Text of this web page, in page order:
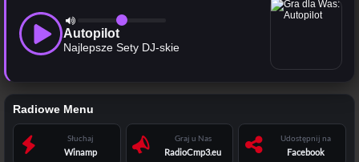
Autopilot
Najlepsze Sety DJ-skie
Radiowe Menu
Słuchaj
Winamp
Graj u Nas
RadioCmp3.eu
Udostępnij na
Facebook